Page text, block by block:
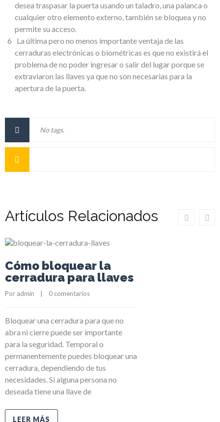
desea traspasar la puerta usando un taladro, una palanca o
cualquier otro elemento externo, también se bloquea y no
permite su acceso.
La última pero no menos importante ventaja de las
cerraduras electrónicas o biométricas es que no existirá el
problema de no poder ingresar o salir del lugar porque se
extraviaron las llaves ya que no son necesarias para la
apertura de la puerta.
No tags.
Artículos Relacionados
Cómo bloquear la
cerradura para llaves
Por admin 0 comentarios
Bloquear una cerradura para que no
abra ni cierre puede ser importante
para la seguridad. Temporal o
permanentemente puedes bloquear una
cerradura, dependiendo de tus
necesidades. Si alguna persona no
deseada tiene una llave de
LEER MÁS